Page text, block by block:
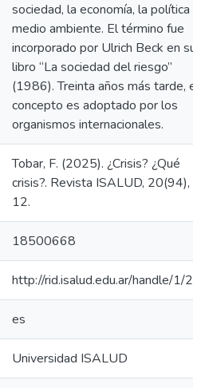
sociedad, la economía, la política y
medio ambiente. El término fue
incorporado por Ulrich Beck en su
libro “La sociedad del riesgo”
(1986). Treinta años más tarde,
concepto es adoptado por los
organismos internacionales.
Tobar, F. (2025). ¿Crisis? ¿Qué
crisis?. Revista ISALUD, 20(94),
12.
18500668
http://rid.isalud.edu.ar/handle/1/
es
Universidad ISALUD